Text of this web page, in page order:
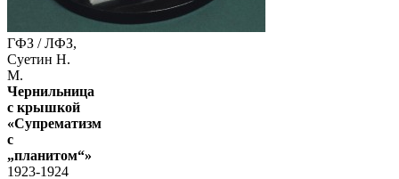
ГФЗ / ЛФЗ,
Суетин Н.
М.
Чернильница
с крышкой
«Супрематизм
с
„планитом“»
1923-1924